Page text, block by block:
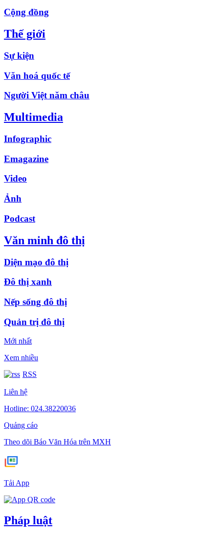
Cộng đồng
Thế giới
Sự kiện
Văn hoá quốc tế
Người Việt năm châu
Multimedia
Infographic
Emagazine
Video
Ảnh
Podcast
Văn minh đô thị
Diện mạo đô thị
Đô thị xanh
Nếp sống đô thị
Quản trị đô thị
Mới nhất
Xem nhiều
RSS
Liên hệ
Hotline: 024.38220036
Quảng cáo
Theo dõi Báo Văn Hóa trên MXH
Tải App
Pháp luật